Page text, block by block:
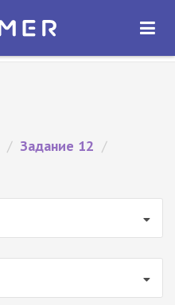
ОТКРЫТЬ
/ Задание 12 /